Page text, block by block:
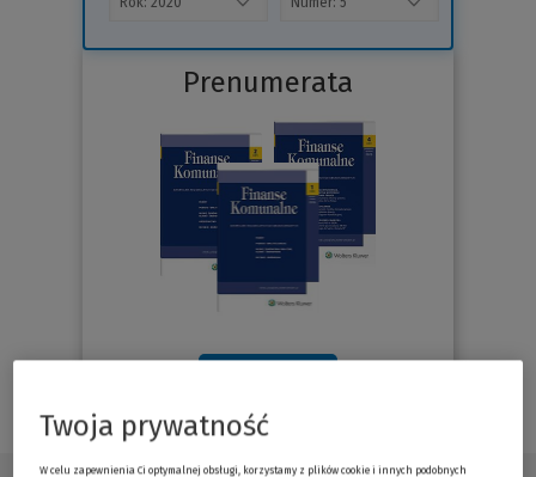
Prenumerata
Twoja prywatność
W celu zapewnienia Ci optymalnej obsługi, korzystamy z plików cookie i innych podobnych